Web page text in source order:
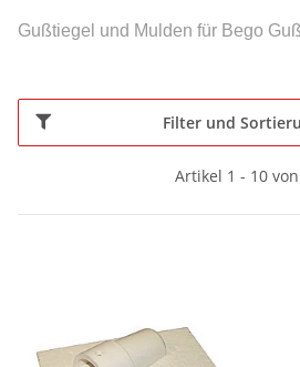
Gußtiegel und Mulden für Bego
Filter und
Artikel 1 - 10